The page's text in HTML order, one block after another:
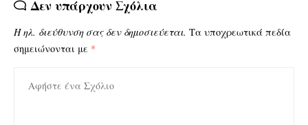
Δεν υπάρχουν Σχόλια
Η ηλ. διεύθυνση σας δεν δημοσιεύεται. Τα υποχρεωτικά πεδία
σημειώνονται με *